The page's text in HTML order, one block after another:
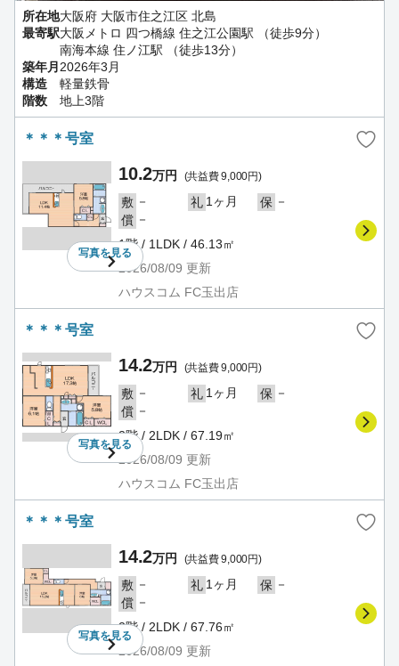
所在地大阪府 大阪市住之江区 北島
最寄駅大阪メトロ 四つ橋線 住之江公園駅 （徒歩9分）
南海本線 住ノ江駅 （徒歩13分）
築年月2026年3月
構造
軽量鉄骨
階数
地上3階
＊＊＊号室
写真を見る
10.2万円 (共益費 9,000円)
敷 － 礼 1ヶ月 保 －
償 －
1階 / 1LDK / 46.13㎡
2026/08/09 更新
ハウスコム FC玉出店
＊＊＊号室
写真を見る
14.2万円 (共益費 9,000円)
敷 － 礼 1ヶ月 保 －
償 －
2階 / 2LDK / 67.19㎡
2026/08/09 更新
ハウスコム FC玉出店
＊＊＊号室
写真を見る
14.2万円 (共益費 9,000円)
敷 － 礼 1ヶ月 保 －
償 －
2階 / 2LDK / 67.76㎡
2026/08/09 更新